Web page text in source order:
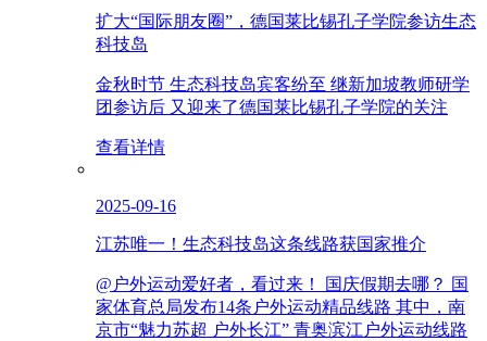
扩大“国际朋友圈”，德国莱比锡孔子学院参访生态
科技岛
金秋时节 生态科技岛宾客纷至 继新加坡教师研学
团参访后 又迎来了德国莱比锡孔子学院的关注
查看详情
2025-09-16
江苏唯一！生态科技岛这条线路获国家推介
@户外运动爱好者，看过来！ 国庆假期去哪？ 国
家体育总局发布14条户外运动精品线路 其中，南
京市“魅力苏超 户外长江” 青奥滨江户外运动线路